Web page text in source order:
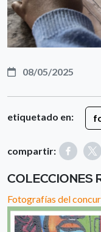
08/05/2025
etiquetado en:
compartir:
COLECCIONES
Fotografías del